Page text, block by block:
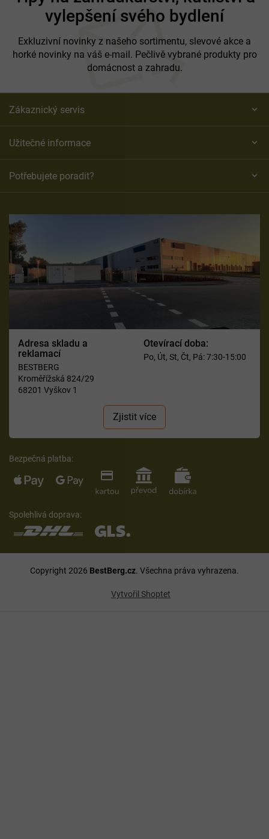
vylepšení svého bydlení
Exkluzivní novinky z našeho sortimentu, slevové akce a
horké novinky na váš e-mail. Pečlivě vybrané produkty pro
domácnost a zahradu.
Zákaznický servis
Užitečné informace
Potřebujete poradit?
Adresa skladu a
reklamací
BESTBERG
Kroměřížská 824/29
68201 Vyškov 1
Otevírací doba:
Po, Út, St, Čt, Pá: 7:30-15:00
Zjistit více
Bezpečná platba:
Spolehlivá doprava:
Vytvořil Shoptet
Copyright 2026 BestBerg.cz. Všechna práva vyhrazena.